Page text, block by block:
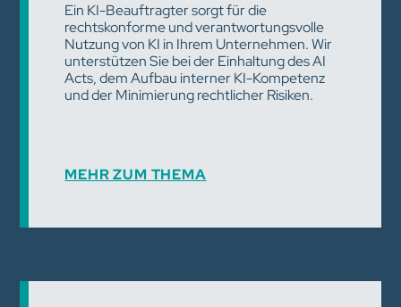
Ein KI-Beauftragter sorgt für die
rechtskonforme und verantwortungsvolle
Nutzung von KI in Ihrem Unternehmen. Wir
unterstützen Sie bei der Einhaltung des AI
Acts, dem Aufbau interner KI-Kompetenz
und der Minimierung rechtlicher Risiken.
MEHR ZUM THEMA